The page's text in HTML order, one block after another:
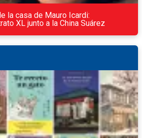
la casa de Mauro Icardi:
XL junto a la China Suárez